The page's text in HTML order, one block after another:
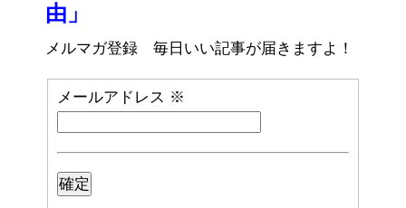
由」
メルマガ登録 毎日いい記事が届きますよ！
メールアドレス ※